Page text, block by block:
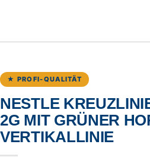
★ PROFI-QUALITÄT
NESTLE
2G MIT GRÜNER
VERTIKALLINIE